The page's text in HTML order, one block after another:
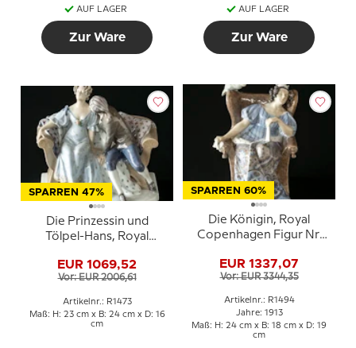
AUF LAGER
Zur Ware
AUF LAGER
Zur Ware
SPARREN 47%
Die Prinzessin und
Tölpel-Hans, Royal
1473 (1894-1922) (Kleine
Reparatur durch die
Hand der Prinzessin)
EUR 1069,52
Vor: EUR 2006,61
Artikelnr.: R1473
Maß: H: 23 cm x B: 24 cm x D: 16
cm
SPARREN 60%
Die Königin, Royal
Copenhagen Figur Nr.
EUR 1337,07
Vor: EUR 3344,35
Artikelnr.: R1494
Jahre: 1913
Maß: H: 24 cm x B: 18 cm x D: 19
cm